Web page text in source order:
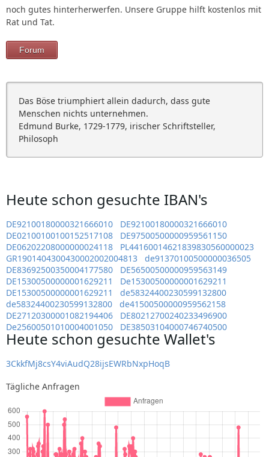
noch gutes hinterherwerfen. Unsere Gruppe hilft kostenlos mit
Rat und Tat.
Forum
Das Böse triumphiert allein dadurch, dass gute
Menschen nichts unternehmen.
Edmund Burke, 1729-1779, irischer Schriftsteller,
Philosoph
Heute schon gesuchte IBAN's
DE92100180000321666010
DE92100180000321666010
DE02100100100152517108
DE97500500000959561150
DE06202208000000024118
PL44160014621839830560000023
GR1901404300430002002004813
de91370100500000036505
DE83692500350004177580
DE56500500000959563149
DE15300500000001629211
De15300500000001629211
DE15300500000001629211
de58324400230599132800
de58324400230599132800
de41500500000959562158
DE27120300001082194406
DE80212700240233496900
De25600501010004001050
DE38503104000746740500
Heute schon gesuchte Wallet's
3CkkfMj8csY4viAudQ28ijsEWRbNxpHoqB
Tägliche Anfragen